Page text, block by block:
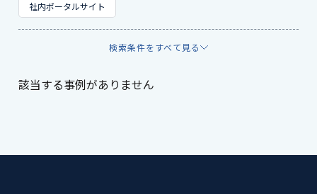
社内ポータルサイト
検索条件をすべて見る
該当する事例がありません